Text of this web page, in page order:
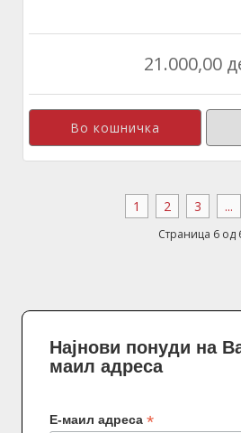
21.000,00
1 2 3 ...
Страница 6 од
Најнови понуди на
маил адреса
Е-маил адреса *